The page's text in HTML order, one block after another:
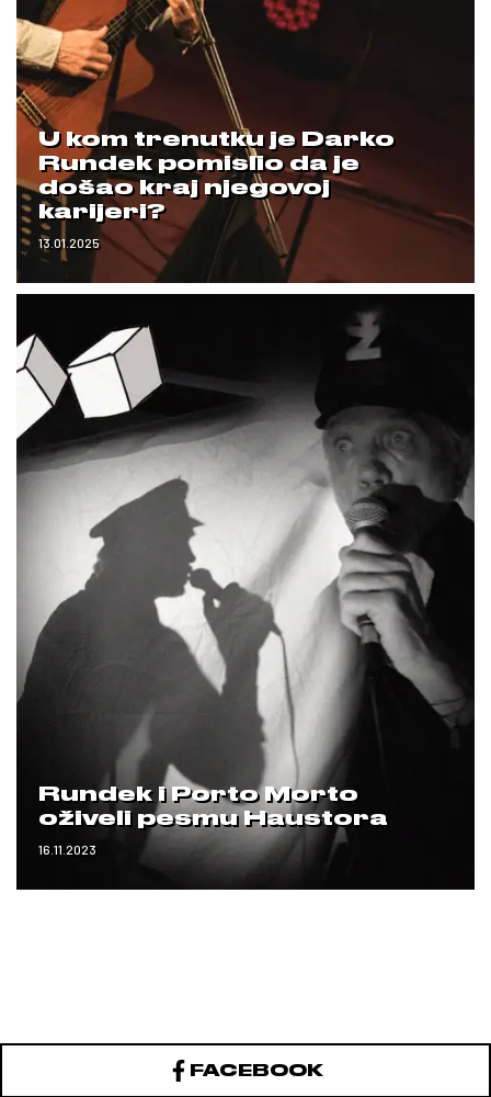
U kom trenutku je Darko
Rundek pomislio da je
došao kraj njegovoj
karijeri?
13.01.2025
Rundek i Porto Morto
oživeli pesmu Haustora
16.11.2023
FACEBOOK